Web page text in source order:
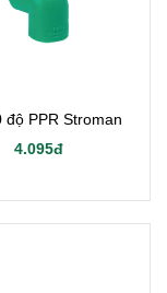
độ PPR Stroman
4.095đ